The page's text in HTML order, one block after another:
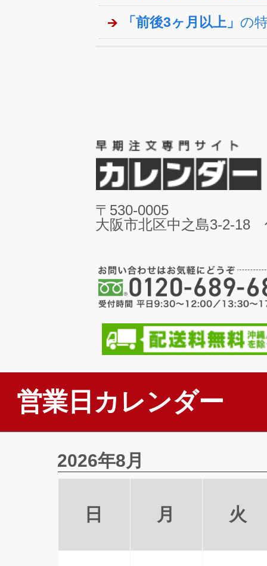
「前後3ヶ月以上」 の
〒530-0005
大阪市北区中之島3-2-18
営業日カレンダー
2026年8月
日 月 火